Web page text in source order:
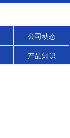
公司动态
产品知识